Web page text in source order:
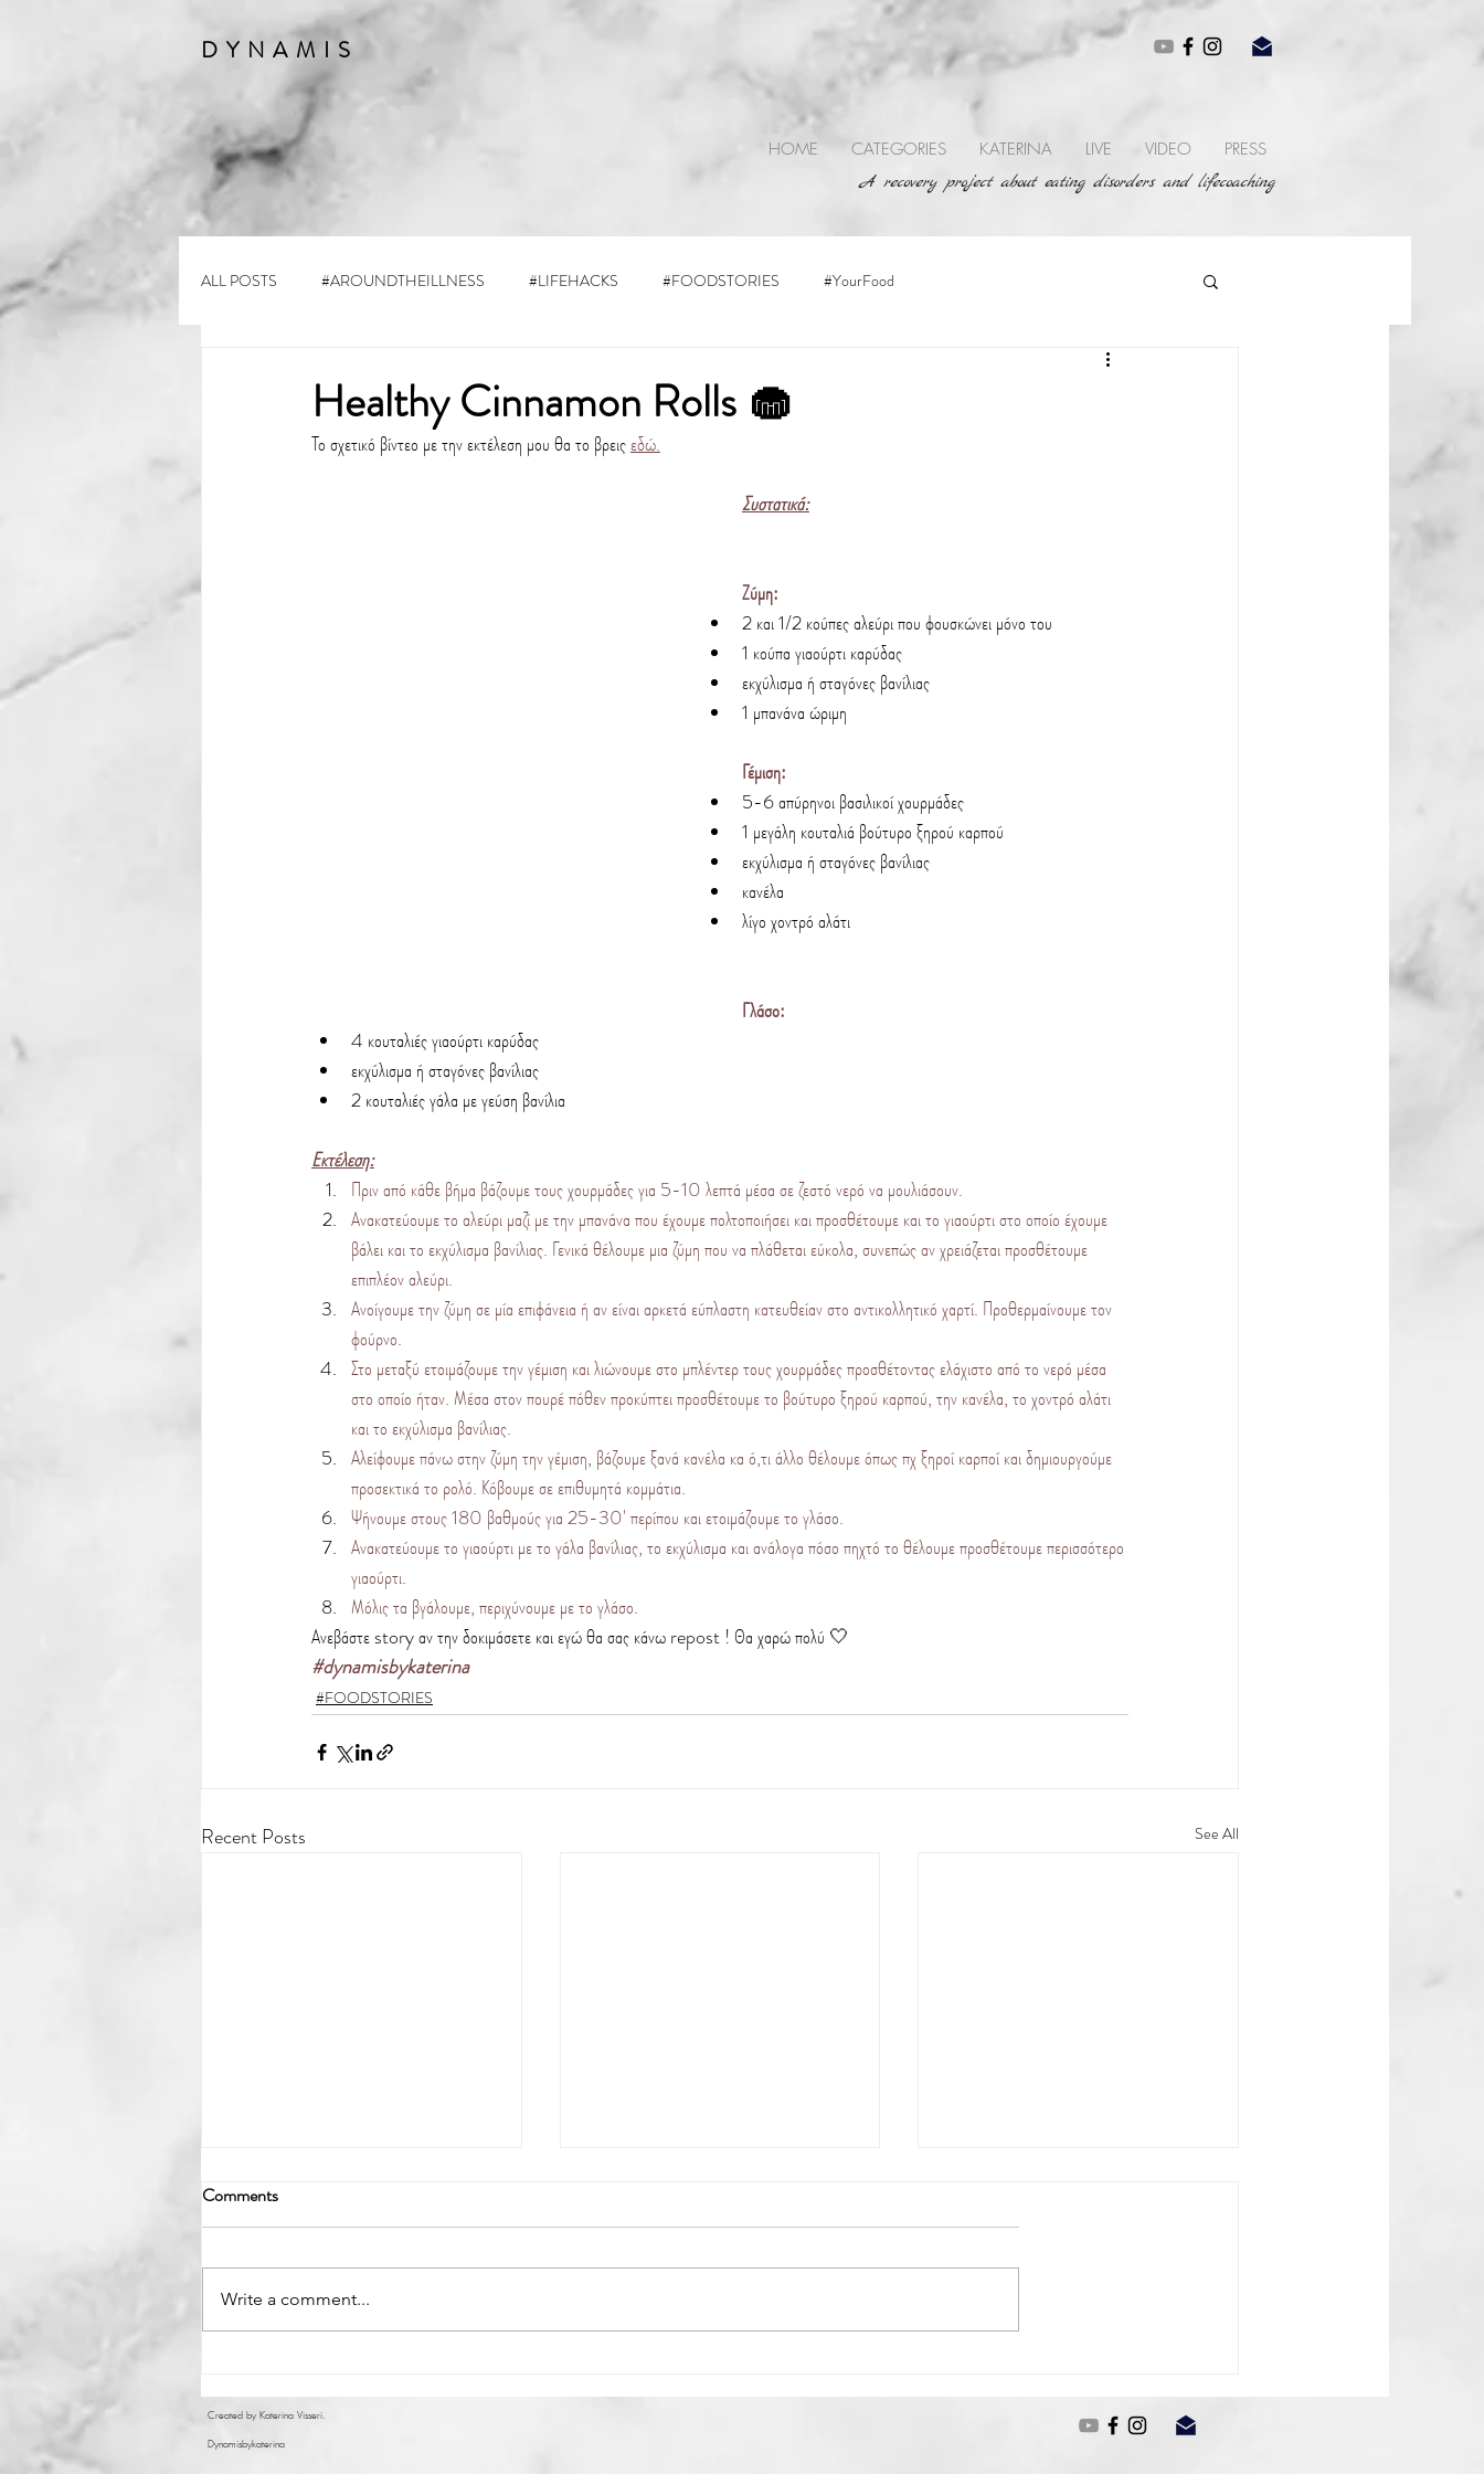
DYNAMIS
HOME CATEGORIES KATERINA LIVE VIDEO
PRESS
A recovery project about eating disorders and lifecoaching
ALL POSTS #AROUNDTHEILLNESS #LIFEHACKS #FOODSTORIES #YourFood
Healthy Cinnamon Rolls 🧁
Το σχετικό βίντεο με την εκτέλεση μου θα το βρεις εδώ.
Συστατικά:
Ζύμη:
2 και 1/2 κούπες αλεύρι που φουσκώνει μόνο του
1 κούπα γιαούρτι καρύδας
εκχύλισμα ή σταγόνες βανίλιας
1 μπανάνα ώριμη
Γέμιση:
5-6 απύρηνοι βασιλικοί χουρμάδες
1 μεγάλη κουταλιά βούτυρο ξηρού καρπού
εκχύλισμα ή σταγόνες βανίλιας
κανέλα
λίγο χοντρό αλάτι
Γλάσο:
4 κουταλιές γιαούρτι καρύδας
εκχύλισμα ή σταγόνες βανίλιας
2 κουταλιές γάλα με γεύση βανίλια
Εκτέλεση:
Πριν από κάθε βήμα βάζουμε τους χουρμάδες για 5-10 λεπτά μέσα σε ζεστό νερό να μουλιάσουν.
Ανακατεύουμε το αλεύρι μαζί με την μπανάνα που έχουμε πολτοποιήσει και προσθέτουμε και το γιαούρτι στο οποίο έχουμε
βάλει και το εκχύλισμα βανίλιας. Γενικά θέλουμε μια ζύμη που να πλάθεται εύκολα, συνεπώς αν χρειάζεται προσθέτουμε
επιπλέον αλεύρι.
Ανοίγουμε την ζύμη σε μία επιφάνεια ή αν είναι αρκετά εύπλαστη κατευθείαν στο αντικολλητικό χαρτί. Προθερμαίνουμε τον
φούρνο.
Στο μεταξύ ετοιμάζουμε την γέμιση και λιώνουμε στο μπλέντερ τους χουρμάδες προσθέτοντας ελάχιστο από το νερό μέσα
στο οποίο ήταν. Μέσα στον πουρέ πόθεν προκύπτει προσθέτουμε το βούτυρο ξηρού καρπού, την κανέλα, το χοντρό αλάτι
και το εκχύλισμα βανίλιας.
Αλείφουμε πάνω στην ζύμη την γέμιση, βάζουμε ξανά κανέλα κα ό,τι άλλο θέλουμε όπως πχ ξηροί καρποί και δημιουργούμε
προσεκτικά το ρολό. Κόβουμε σε επιθυμητά κομμάτια.
Ψήνουμε στους 180 βαθμούς για 25-30' περίπου και ετοιμάζουμε το γλάσο.
Ανακατεύουμε το γιαούρτι με το γάλα βανίλιας, το εκχύλισμα και ανάλογα πόσο πηχτό το θέλουμε προσθέτουμε περισσότερο
γιαούρτι.
Μόλις τα βγάλουμε, περιχύνουμε με το γλάσο.
Ανεβάστε story αν την δοκιμάσετε και εγώ θα σας κάνω repost ! Θα χαρώ πολύ 🤍
#dynamisbykaterina
#FOODSTORIES
Recent Posts See All
Cookie Cake Pops 🍪🎄
🍓
Pistachio Cheesecake 💚
Comments
Write a comment...
Created by Katerina Visseri.
Dynamisbykaterina